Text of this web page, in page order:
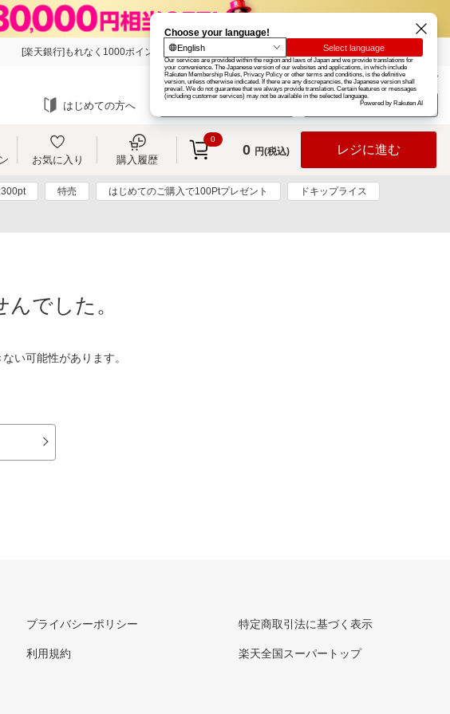
[楽天銀行]もれなく1000ポイント 楽天グループ カード
お知らせ ヘルプ
はじめての方へ ログイン
お気に入り 購入履歴
0
0 円(税込) レジに進む
特売 はじめてのご購入で100Ptプレゼント ドキップライス
でした。
い可能性があります。
プライバシーポリシー
利用規約
特定商取引法に基づく表示
楽天全国スーパートップ